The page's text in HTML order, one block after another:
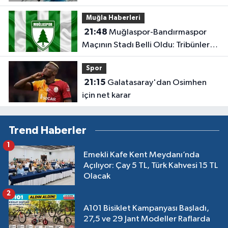
Muğla Haberleri
21:48
Maçının Stadı Belli Oldu: Tribünler
Boş Kalacak
Spor
21:15
için net karar
Trend Haberler
Emekli Kafe Kent Meydanı’nda
Açılıyor: Çay 5 TL, Türk Kahvesi 15 TL
Olacak
A101 Bisiklet Kampanyası Başladı,
27,5 ve 29 Jant Modeller Raflarda
2